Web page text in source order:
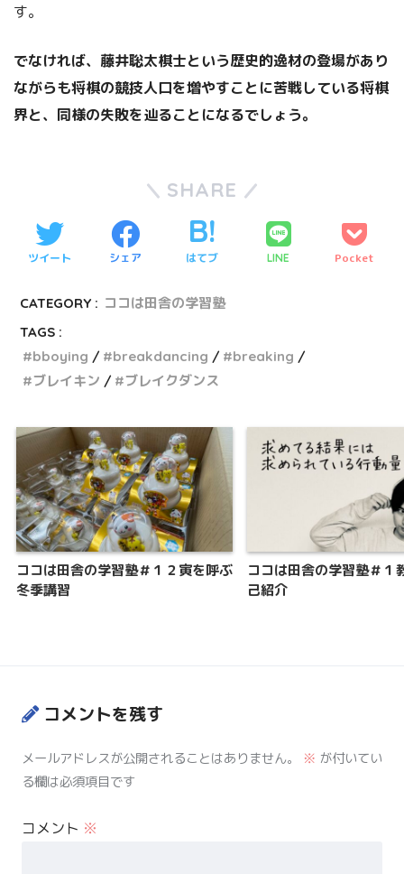
す。
でなければ、藤井聡太棋士という歴史的逸材の登場があり
ながらも将棋の競技人口を増やすことに苦戦している将棋
界と、同様の失敗を辿ることになるでしょう。
SHARE
ツイート シェア はてブ LINE Pocket
CATEGORY : ココは田舎の学習塾
TAGS :
bboying
breakdancing
breaking
ブレイキン
ブレイクダンス
ココは田舎の学習塾＃１２寅を呼ぶ
冬季講習
ココは田舎の学習塾＃１
己紹介
コメントを残す
メールアドレスが公開されることはありません。 ※ が付いてい
る欄は必須項目です
コメント ※